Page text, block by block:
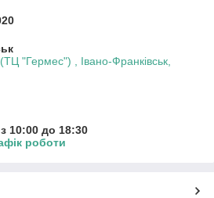
"Гермес") , Івано-Франківськ,
10:00 до 18:30
роботи